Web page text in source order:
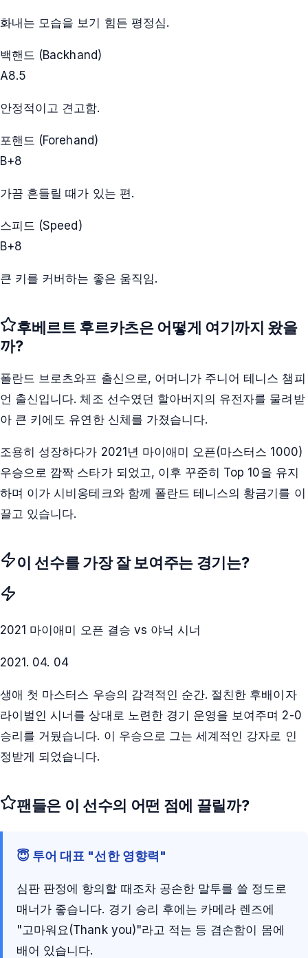
화내는 모습을 보기 힘든 평정심.
백핸드 (Backhand)
A8.5
안정적이고 견고함.
포핸드 (Forehand)
B+8
가끔 흔들릴 때가 있는 편.
스피드 (Speed)
B+8
큰 키를 커버하는 좋은 움직임.
후베르트 후르카츠은 어떻게 여기까지 왔을
까?
폴란드 브로츠와프 출신으로, 어머니가 주니어 테니스 챔피
언 출신입니다. 체조 선수였던 할아버지의 유전자를 물려받
아 큰 키에도 유연한 신체를 가졌습니다.
조용히 성장하다가 2021년 마이애미 오픈(마스터스 1000)
우승으로 깜짝 스타가 되었고, 이후 꾸준히 Top 10을 유지
하며 이가 시비옹테크와 함께 폴란드 테니스의 황금기를 이
끌고 있습니다.
이 선수를 가장 잘 보여주는 경기는?
2021 마이애미 오픈 결승 vs 야닉 시너
2021. 04. 04
생애 첫 마스터스 우승의 감격적인 순간. 절친한 후배이자
라이벌인 시너를 상대로 노련한 경기 운영을 보여주며 2-0
승리를 거뒀습니다. 이 우승으로 그는 세계적인 강자로 인
정받게 되었습니다.
팬들은 이 선수의 어떤 점에 끌릴까?
😇 투어 대표 "선한 영향력"
심판 판정에 항의할 때조차 공손한 말투를 쓸 정도로
매너가 좋습니다. 경기 승리 후에는 카메라 렌즈에
"고마워요(Thank you)"라고 적는 등 겸손함이 몸에
배어 있습니다.